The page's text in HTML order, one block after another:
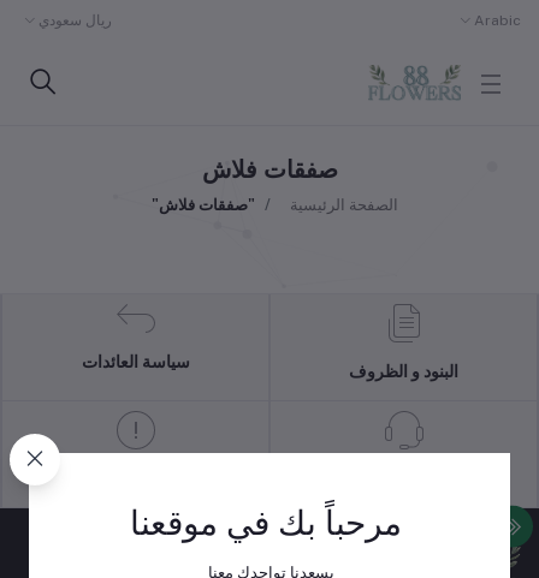
Arabic ريال سعودي
صفقات فلاش
الصفحة الرئيسية "صفقات فلاش"
البنود و الظروف
سياسة العائدات
مرحباً بك في موقعنا
يسعدنا تواجدك معنا